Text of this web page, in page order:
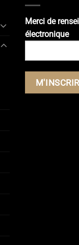
Merci de
électronique